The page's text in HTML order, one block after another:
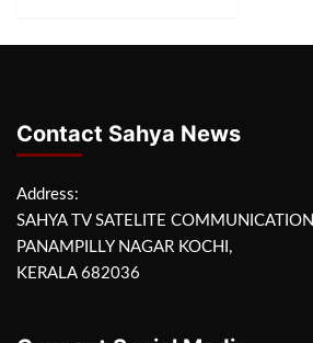
Contact Sahya News
Address:
SAHYA TV SATELITE COMMUNICATION
PANAMPILLY NAGAR KOCHI,
KERALA 682036